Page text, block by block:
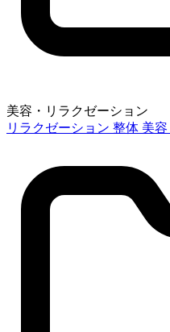
美容・リラクゼーション
リラクゼーション 整体 美容